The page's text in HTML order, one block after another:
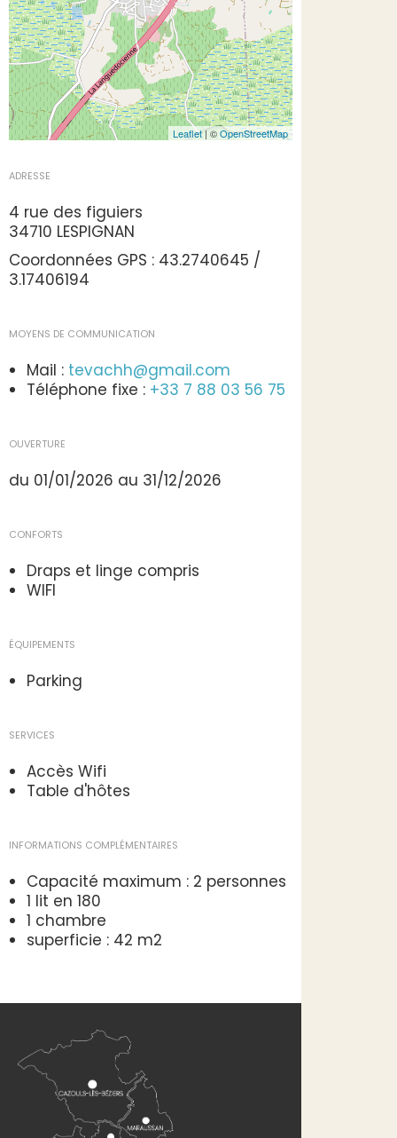
Leaflet | ©OpenStreetMap
ADRESSE
4 rue des figuiers
34710 LESPIGNAN
Coordonnées GPS : 43.2740645 /
3.17406194
MOYENS DE COMMUNICATION
Mail : tevachh@gmail.com
Téléphone fixe : +33 7 88 03 56 75
OUVERTURE
du 01/01/2026 au 31/12/2026
CONFORTS
Draps et linge compris
WIFI
ÉQUIPEMENTS
Parking
SERVICES
Accès Wifi
Table d'hôtes
INFORMATIONS COMPLÉMENTAIRES
Capacité maximum : 2 personnes
1 lit en 180
1 chambre
superficie : 42 m2